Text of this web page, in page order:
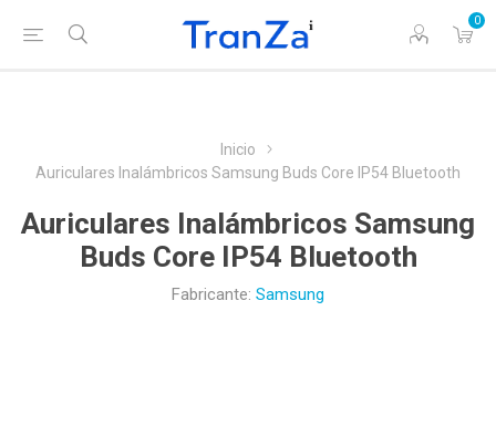
0
Inicio
Auriculares Inalámbricos Samsung Buds Core IP54 Bluetooth
Auriculares Inalámbricos Samsung
Buds Core IP54 Bluetooth
Fabricante: Samsung